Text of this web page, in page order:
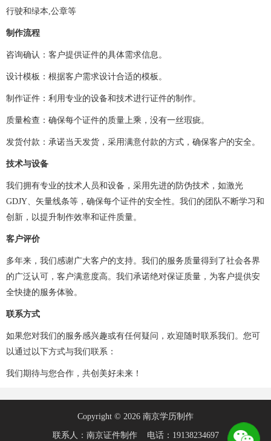
行驶和绿本,公章等
制作流程
咨询确认：客户提供证件的具体需求信息。
设计模板：根据客户需求设计合适的模板。
制作证件：利用专业的设备和技术进行证件的制作。
质量检查：确保每个证件的质量上乘，没有一丝瑕疵。
发货付款：承诺当天发货，采用满意付款的方式，确保客户的安全。
技术与设备
我们拥有专业的技术人员和设备，采用先进的防伪技术，如激光
GDJY、矢量线条等，确保每个证件的安全性。我们的团队不断学习和
创新，以提升制作效率和证件质量。
客户评价
多年来，我们感谢广大客户的支持。我们的服务质量得到了社会各界
的广泛认可，客户满意度高。我们承诺绝对保证质量，为客户提供安
全快捷的服务体验。
联系方式
如果您对我们的服务感兴趣或有任何疑问，欢迎随时联系我们。您可
以通过以下方式与我们联系：
我们期待与您合作，共创美好未来！
Copyright © 2026 南京学历制作
联系人：南京证件制作 电话：19138234697